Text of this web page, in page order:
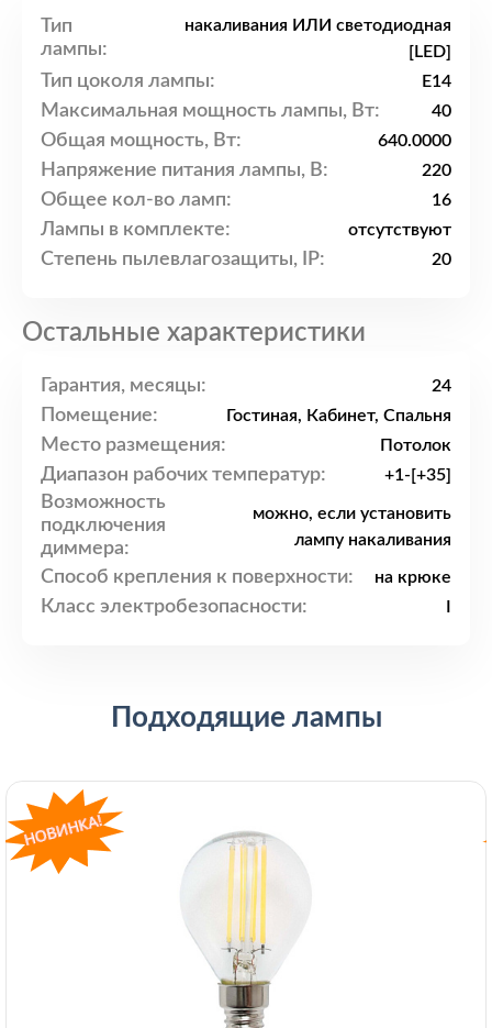
Тип
лампы:
накаливания ИЛИ светодиодная
[LED]
Тип цоколя лампы: E14
Максимальная мощность лампы, Вт: 40
Общая мощность, Вт: 640.0000
Напряжение питания лампы, В: 220
Общее кол-во ламп: 16
Лампы в комплекте: отсутствуют
Степень пылевлагозащиты, IP: 20
Остальные характеристики
Гарантия, месяцы: 24
Помещение: Гостиная, Кабинет, Спальня
Место размещения: Потолок
Диапазон рабочих температур: +1-[+35]
Возможность
подключения
диммера:
можно, если установить
лампу накаливания
Способ крепления к поверхности: на крюке
Класс электробезопасности:
Подходящие лампы